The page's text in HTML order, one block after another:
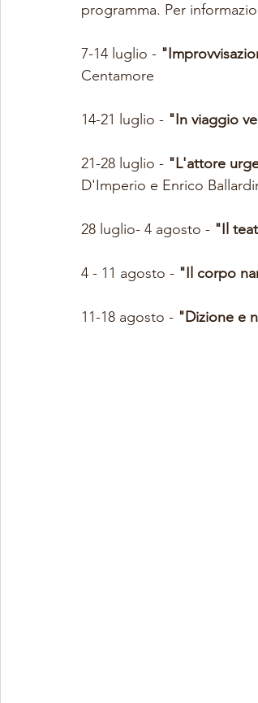
programma. Per
7-14 luglio -
Centamore
14-21 luglio - "In viaggio
21-28 luglio - "L'attore
D'Imperio e Enrico
28 luglio- 4 agosto - "Il
4 - 11 agosto - "Il corpo
11-18 agosto - "Dizione e